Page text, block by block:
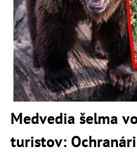
Medvedia šelma
turistov: